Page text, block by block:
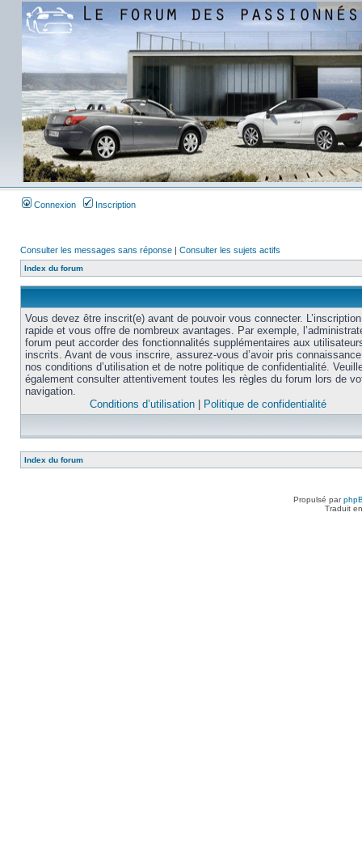
Connexion Inscription
Consulter les messages sans réponse | Consulter les sujets actifs
Index du forum
Vous devez être inscrit(e) avant de pouvoir vous connecter.
rapide et vous offre de nombreux avantages. Par exemple,
forum peut accorder des fonctionnalités supplémentaires aux
inscrits. Avant de vous inscrire, assurez-vous d’avoir pris
nos conditions d’utilisation et de notre politique de confidentialité.
également consulter attentivement toutes les règles du forum lors de
navigation.
Conditions d’utilisation
Politique de confidentialité
Index du forum
Propulsé par
Traduit